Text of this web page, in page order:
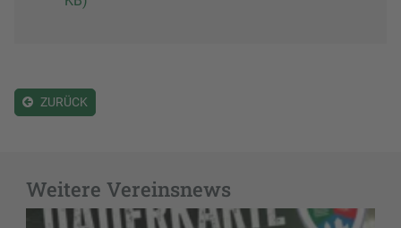
ZURÜCK
Weitere Vereinsnews